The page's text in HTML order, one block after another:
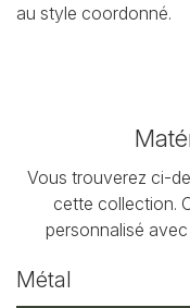
au style coordonné.
Vous trouverez ci-
cette collection.
personnalisé
Métal